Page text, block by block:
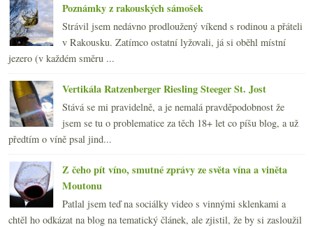
Poznámky z rakouských sámošek
Strávil jsem nedávno prodloužený víkend s rodinou a přáteli
v Rakousku. Zatímco ostatní lyžovali, já si oběhl místní
jezero (v každém směru ...
Vertikála Ratzenberger Riesling Steeger St. Jost
Stává se mi pravidelně, a je nemalá pravděpodobnost že
jsem se tu o problematice za těch 18+ let co píšu blog, a už
předtím o víně psal jind...
Z čeho pít víno, smutné zprávy ze světa vína a viněta
Moutonu
Patlal jsem teď na sociálky video s vinnými sklenkami a
chtěl ho odkázat na blog na tematický článek, ale zjistil, že by si zasloužil